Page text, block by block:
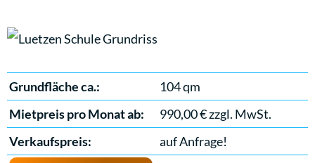
Grundfläche ca.:
104 qm
Mietpreis pro Monat ab:
990,00 € zzgl. MwSt.
Verkaufspreis:
auf Anfrage!